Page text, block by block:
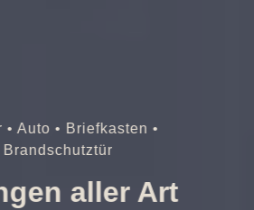
Auto • Briefkasten •
Brandschutztür
aller Art